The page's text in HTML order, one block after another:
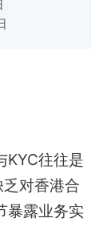
KYC往往是
对香港合
暴露业务实